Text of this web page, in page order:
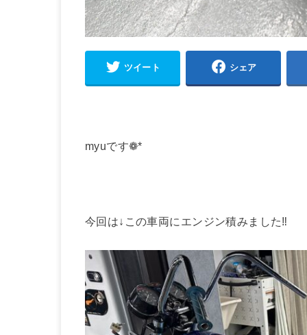
ツイート シェア
myuです❁*
今回は↓この車両にエンジン積みました‼︎